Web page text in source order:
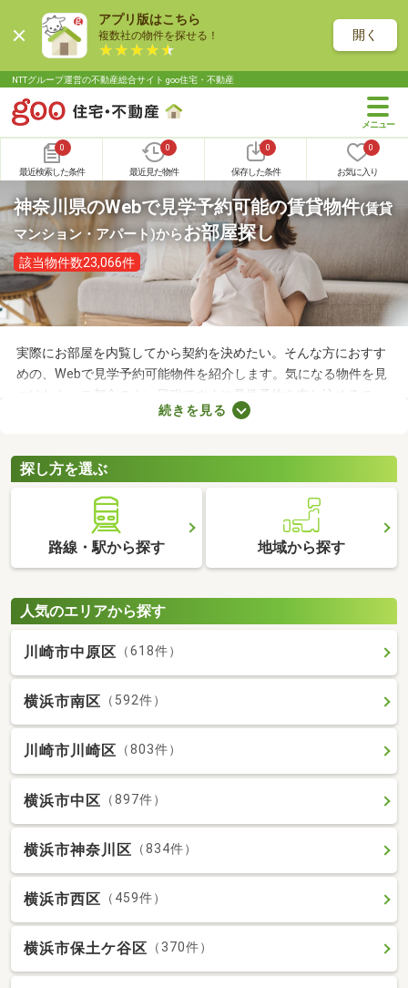
アプリ版はこちら
複数社の物件を探せる！ 開く
NTTグループ運営の不動産総合サイト goo住宅・不動産
0
最近検索した条件
0
最近見た物件
0
保存した条件
0
お気に入り
神奈川県のWebで見学予約可能の賃貸物件(賃貸
マンション・アパート)からお部屋探し
該当物件数23,066件
実際にお部屋を内覧してから契約を決めたい。そんな方におすす
めの、Webで見学予約可能物件を紹介します。気になる物件を見
つけたら、ご都合のよい日程ですぐに見学予約を申し込めるの
で、お部屋探しもスムーズに進みますよ。複数のお部屋を実際に
続きを見る
探し方を選ぶ
路線・駅から探す 地域から探す
人気のエリアから探す
川崎市中原区 （618件）
横浜市南区 （592件）
川崎市川崎区 （803件）
横浜市中区 （897件）
横浜市神奈川区 （834件）
横浜市西区 （459件）
横浜市保土ケ谷区 （370件）